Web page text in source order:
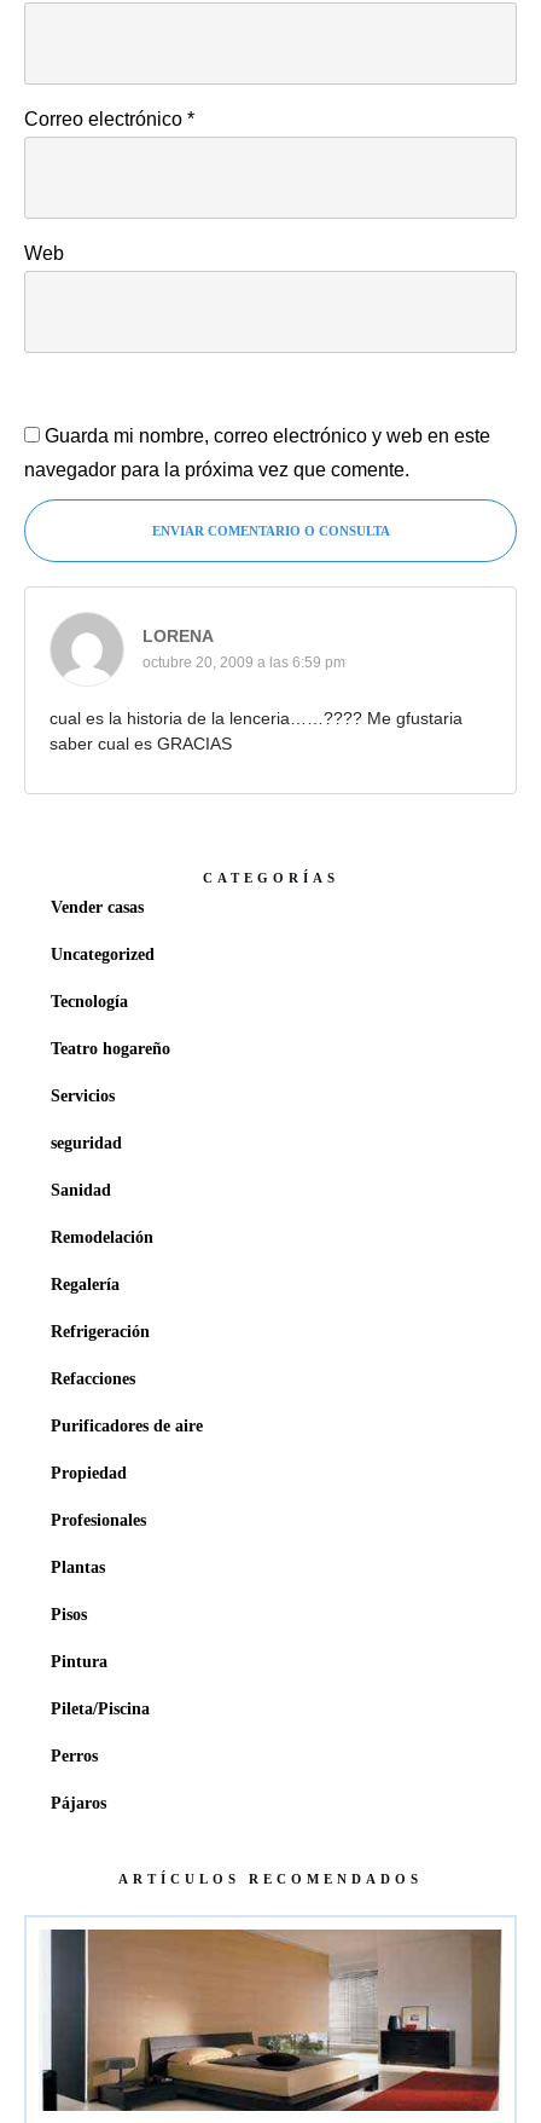
Correo electrónico *
Web
Guarda mi nombre, correo electrónico y web en este
navegador para la próxima vez que comente.
ENVIAR COMENTARIO O CONSULTA
LORENA
octubre 20, 2009 a las 6:59 pm
cual es la historia de la lenceria……???? Me gfustaria
saber cual es GRACIAS
CATEGORÍAS
Vender casas
Uncategorized
Tecnología
Teatro hogareño
Servicios
seguridad
Sanidad
Remodelación
Regalería
Refrigeración
Refacciones
Purificadores de aire
Propiedad
Profesionales
Plantas
Pisos
Pintura
Pileta/Piscina
Perros
Pájaros
ARTÍCULOS RECOMENDADOS